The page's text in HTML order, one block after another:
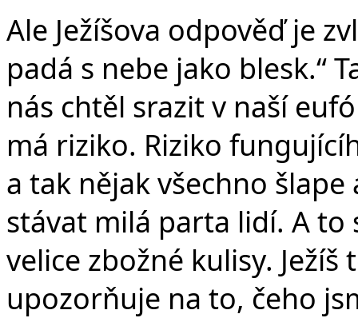
Ale Ježíšova odpověď je
padá s nebe jako blesk.“
nás chtěl srazit v naší
má riziko. Riziko
a tak nějak všechno
stávat milá parta lidí. A to
velice zbožné kulisy. Ježíš
upozorňuje na to, čeho